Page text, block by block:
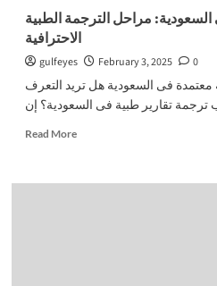
مراحل الترجمة الطبية
الاحترافية
gulfeyes February 3, 2025
0
فى السعودية هل تريد التعرف
Read MoreRead
تقارير